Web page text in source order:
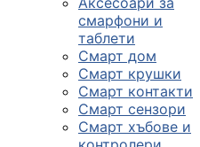
смарфони и
таблети
Смарт дом
Смарт крушки
Смарт контакти
Смарт сензори
Смарт хъбове и